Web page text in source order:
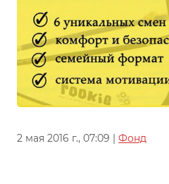
2 мая 2016 г., 07:09 | Фонд